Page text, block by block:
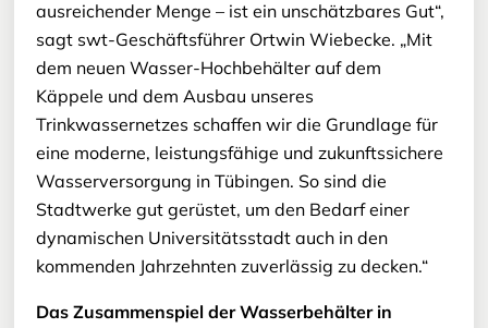
ausreichender Menge – ist ein unschätzbares Gut“,
sagt swt-Geschäftsführer Ortwin Wiebecke. „Mit
dem neuen Wasser-Hochbehälter auf dem
Käppele und dem Ausbau unseres
Trinkwassernetzes schaffen wir die Grundlage für
eine moderne, leistungsfähige und zukunftssichere
Wasserversorgung in Tübingen. So sind die
Stadtwerke gut gerüstet, um den Bedarf einer
dynamischen Universitätsstadt auch in den
kommenden Jahrzehnten zuverlässig zu decken.“
Das Zusammenspiel der Wasserbehälter in